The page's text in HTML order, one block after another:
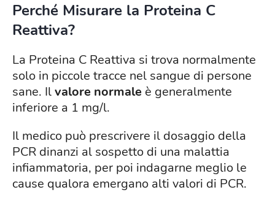
Perché Misurare la Proteina C
Reattiva?
La Proteina C Reattiva si trova normalmente
solo in piccole tracce nel sangue di persone
sane. Ilvalore normale è generalmente
inferiore a 1 mg/l.
Il medico può prescrivere il dosaggio della
PCR dinanzi al sospetto di una malattia
infiammatoria, per poi indagarne meglio le
cause qualora emergano alti valori di PCR.